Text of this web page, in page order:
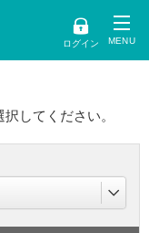
ログイン
してください。